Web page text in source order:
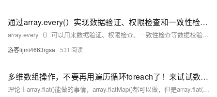
通过array.every(）实现数据验证、权限检查和一致性检查；js数组元素检查的方法，every（）的使用详解，array.some与array.every的区别（附实际应用代码）
array.every（）可以用来数据验证、权限检查、一致性检查等数据校验工作，核心在于利用其短路机制，速度更快，节约性能。 博客不应该只有代码和解决方案，重点应该在于给出解决方案的同时分享思维模式，只有思维才能可持续地解决问题，只有思维才是真正值得学习和分享的核心要素。如果这篇博客能给您带来一点帮助，麻烦您点个赞支持一下，还可以收藏起来以备不时之需，有疑问和错误欢迎在评论区指出~
游客lijmi4663rgsa 531
多维数组操作，不要再用遍历循环foreach了！来试试数组展平的小妙招！array.flat（）用法与array.flatMap() 用法及二者差异详解
理论上array.flat()能做的事情，array.flatMap()都可以做，但是array.flat()更简单，占用内存更少，执行更快。 这个相对冷门一些，w3school上都没有相关教程，看到就是赚到，收藏就是财富！ 博客不应该只有代码和解决方案，重点应该在于给出解决方案的同时分享思维模式，只有思维才能可持续地解决问题，只有思维才是真正值得学习和分享的核心要素。如果这篇博客能给您带来一点帮助